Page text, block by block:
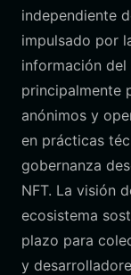
independiente
impulsado por
información
principalmente
anónimos y
en prácticas
gobernanza
NFT. La visión
ecosistema
plazo para
y